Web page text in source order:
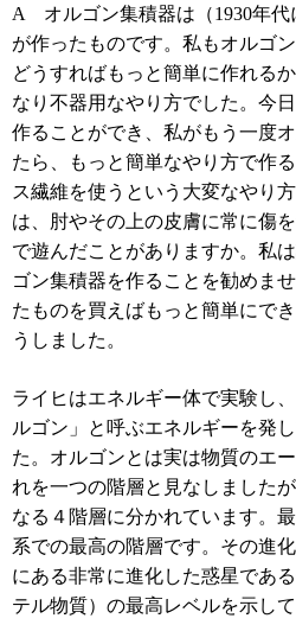
A オルゴン集積器は（1930年代
が作ったものです。私もオルゴ
どうすればもっと簡単に作れる
なり不器用なやり方でした。今
作ることができ、私がもう一度
たら、もっと簡単なやり方で作
ス繊維を使うという大変なやり
は、肘やその上の皮膚に常に傷
で遊んだことがありますか。私
ゴン集積器を作ることを勧めま
たものを買えばもっと簡単にで
うしました。
ライヒはエネルギー体で実験し
ルゴン」と呼ぶエネルギーを発
た。オルゴンとは実は物質のエ
れを一つの階層と見なしました
なる４階層に分かれています。
系での最高の階層です。その進
にある非常に進化した惑星であ
テル物質）の最高レベルを示して